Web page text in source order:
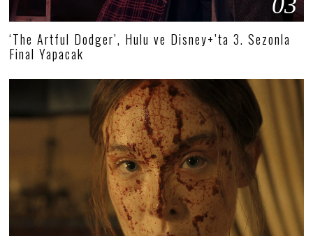
‘The Artful Dodger’, Hulu ve Disney+’ta 3. Sezonla
Final Yapacak